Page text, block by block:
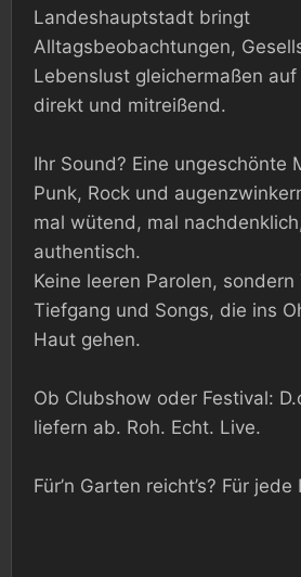
Landeshauptstadt bringt
Alltagsbeobachtungen,
Lebenslust gleichermaßen
direkt und mitreißend.
Ihr Sound? Eine ungeschönte
Punk, Rock und
mal wütend, mal
authentisch.
Keine leeren Parolen,
Tiefgang und Songs, die ins
Haut gehen.
Ob Clubshow oder Festival:
liefern ab. Roh. Echt. Live.
Für’n Garten reicht’s? Für